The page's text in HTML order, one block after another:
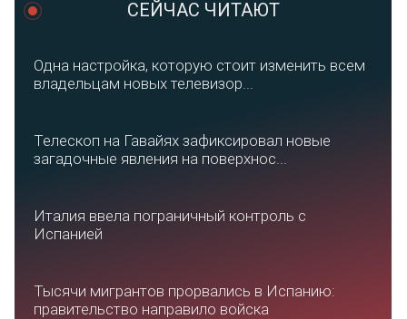
СЕЙЧАС ЧИТАЮТ
Одна настройка, которую стоит изменить всем
владельцам новых телевизор...
Телескоп на Гавайях зафиксировал новые
загадочные явления на поверхнос...
Италия ввела пограничный контроль с
Испанией
Тысячи мигрантов прорвались в Испанию:
правительство направило войска